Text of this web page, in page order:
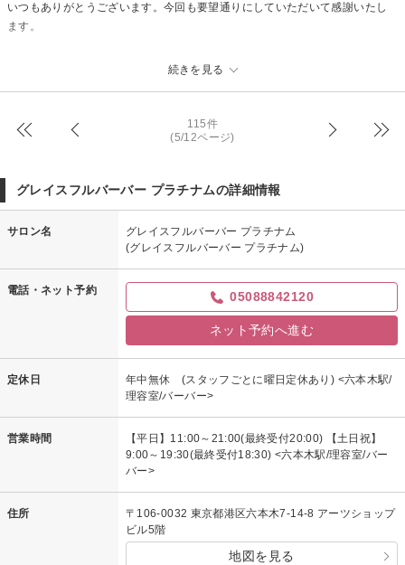
続きを見る
いつもありがとうございます。今回も要望通りにしていただいて感謝いたし
ます。
グレイスフルバーバー プラチナムからの返信
115件
(5/12ページ)
グレイスフルバーバー プラチナムの詳細情報
サロン名
グレイスフルバーバー プラチナム
(グレイスフルバーバー プラチナム)
電話・ネット予約 05088842120
ネット予約へ進む
定休日
年中無休 (スタッフごとに曜日定休あり) <六本木駅/
理容室/バーバー>
営業時間
【平日】11:00～21:00(最終受付20:00) 【土日祝】
9:00～19:30(最終受付18:30) <六本木駅/理容室/バー
バー>
住所
〒106-0032 東京都港区六本木7-14-8 アーツショップ
ビル5階
地図を見る